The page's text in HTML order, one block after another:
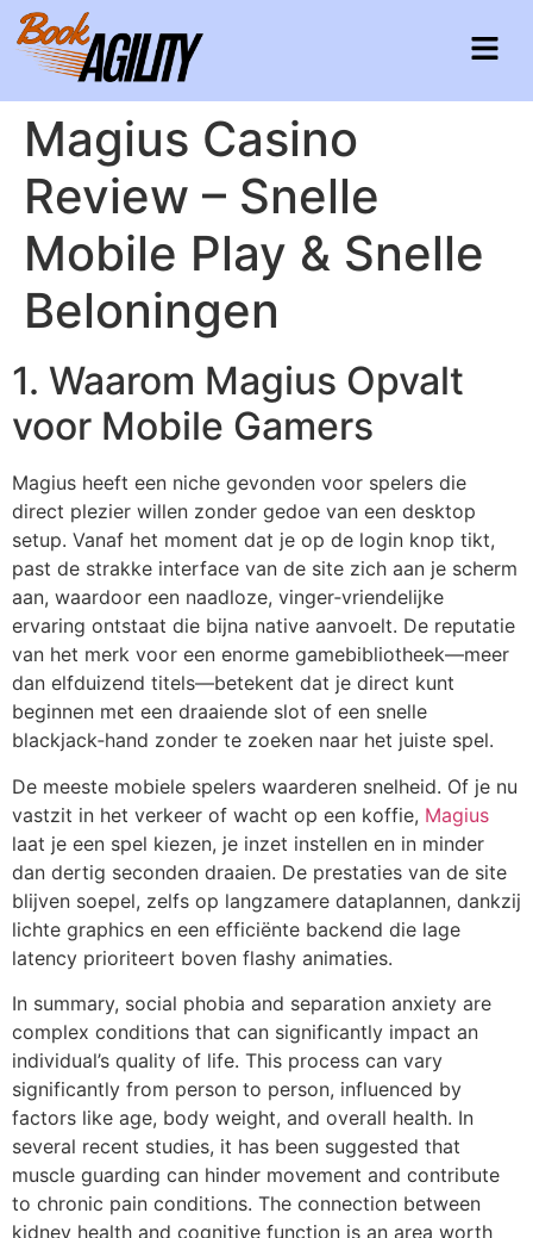
Magius Casino
Review – Snelle
Mobile Play & Snelle
Beloningen
1. Waarom Magius Opvalt
voor Mobile Gamers
Magius heeft een niche gevonden voor spelers die
direct plezier willen zonder gedoe van een desktop
setup. Vanaf het moment dat je op de login knop tikt,
past de strakke interface van de site zich aan je scherm
aan, waardoor een naadloze, vinger‑vriendelijke
ervaring ontstaat die bijna native aanvoelt. De reputatie
van het merk voor een enorme gamebibliotheek—meer
dan elfduizend titels—betekent dat je direct kunt
beginnen met een draaiende slot of een snelle
blackjack‑hand zonder te zoeken naar het juiste spel.
De meeste mobiele spelers waarderen snelheid. Of je nu
vastzit in het verkeer of wacht op een koffie, Magius
laat je een spel kiezen, je inzet instellen en in minder
dan dertig seconden draaien. De prestaties van de site
blijven soepel, zelfs op langzamere dataplannen, dankzij
lichte graphics en een efficiënte backend die lage
latency prioriteert boven flashy animaties.
In summary, social phobia and separation anxiety are
complex conditions that can significantly impact an
individual’s quality of life. This process can vary
significantly from person to person, influenced by
factors like age, body weight, and overall health. In
several recent studies, it has been suggested that
muscle guarding can hinder movement and contribute
to chronic pain conditions. The connection between
kidney health and cognitive function is an area worth